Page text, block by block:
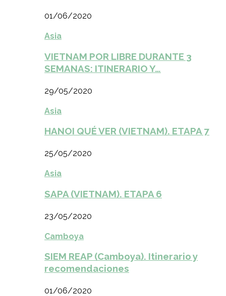
01/06/2020
Asia
VIETNAM POR LIBRE DURANTE 3
SEMANAS: ITINERARIO Y…
29/05/2020
Asia
HANOI QUÉ VER (VIETNAM). ETAPA 7
25/05/2020
Asia
SAPA (VIETNAM). ETAPA 6
23/05/2020
Camboya
SIEM REAP (Camboya). Itinerario y
recomendaciones
01/06/2020